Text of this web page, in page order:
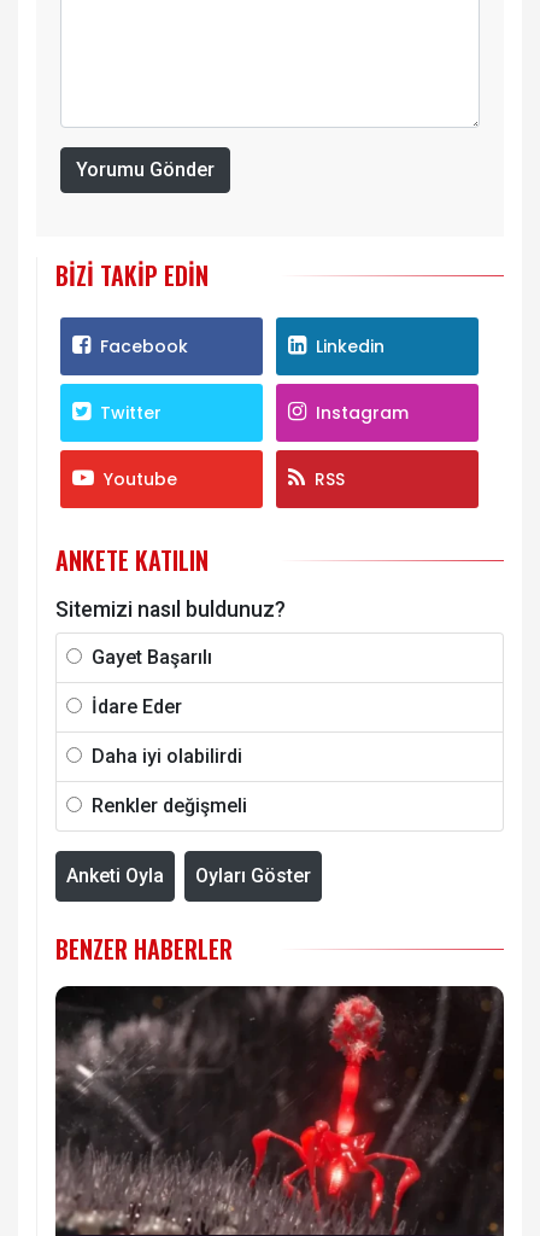
Yorumu Gönder
BIZI TAKIP EDIN
Facebook Linkedin
Twitter Instagram
Youtube RSS
ANKETE KATILIN
Sitemizi nasıl buldunuz?
Gayet Başarılı
İdare Eder
Daha iyi olabilirdi
Renkler değişmeli
Anketi Oyla Oyları Göster
BENZER HABERLER